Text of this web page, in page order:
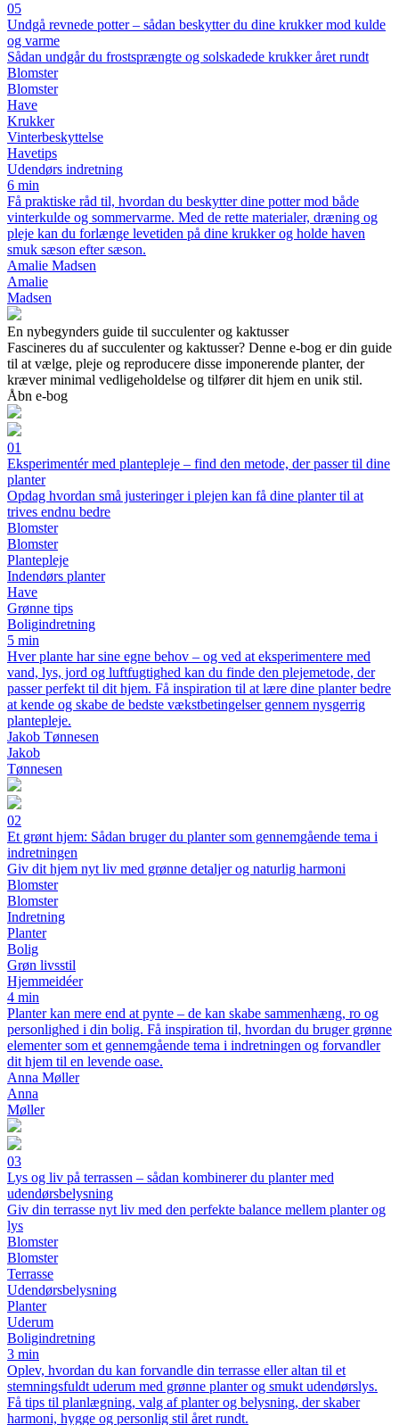
05
Undgå revnede potter – sådan beskytter du dine krukker mod kulde
og varme
Sådan undgår du frostsprængte og solskadede krukker året rundt
Blomster
Blomster
Have
Krukker
Vinterbeskyttelse
Havetips
Udendørs indretning
6 min
Få praktiske råd til, hvordan du beskytter dine potter mod både
vinterkulde og sommervarme. Med de rette materialer, dræning og
pleje kan du forlænge levetiden på dine krukker og holde haven
smuk sæson efter sæson.
Amalie Madsen
Amalie
Madsen
En nybegynders guide til succulenter og kaktusser
Fascineres du af succulenter og kaktusser? Denne e-bog er din guide
til at vælge, pleje og reproducere disse imponerende planter, der
kræver minimal vedligeholdelse og tilfører dit hjem en unik stil.
Åbn e-bog
01
Eksperimentér med plantepleje – find den metode, der passer til dine
planter
Opdag hvordan små justeringer i plejen kan få dine planter til at
trives endnu bedre
Blomster
Blomster
Plantepleje
Indendørs planter
Have
Grønne tips
Boligindretning
5 min
Hver plante har sine egne behov – og ved at eksperimentere med
vand, lys, jord og luftfugtighed kan du finde den plejemetode, der
passer perfekt til dit hjem. Få inspiration til at lære dine planter bedre
at kende og skabe de bedste vækstbetingelser gennem nysgerrig
plantepleje.
Jakob Tønnesen
Jakob
Tønnesen
02
Et grønt hjem: Sådan bruger du planter som gennemgående tema i
indretningen
Giv dit hjem nyt liv med grønne detaljer og naturlig harmoni
Blomster
Blomster
Indretning
Planter
Bolig
Grøn livsstil
Hjemmeidéer
4 min
Planter kan mere end at pynte – de kan skabe sammenhæng, ro og
personlighed i din bolig. Få inspiration til, hvordan du bruger grønne
elementer som et gennemgående tema i indretningen og forvandler
dit hjem til en levende oase.
Anna Møller
Anna
Møller
03
Lys og liv på terrassen – sådan kombinerer du planter med
udendørsbelysning
Giv din terrasse nyt liv med den perfekte balance mellem planter og
lys
Blomster
Blomster
Terrasse
Udendørsbelysning
Planter
Uderum
Boligindretning
3 min
Oplev, hvordan du kan forvandle din terrasse eller altan til et
stemningsfuldt uderum med grønne planter og smukt udendørslys.
Få tips til planlægning, valg af planter og belysning, der skaber
harmoni, hygge og personlig stil året rundt.